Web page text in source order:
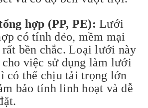
hợp (PP, PE): Lưới
có tính dẻo, mềm mại
bền chắc. Loại lưới này
việc sử dụng làm lưới
có thể chịu tải trọng lớn
bảo tính linh hoạt và dễ